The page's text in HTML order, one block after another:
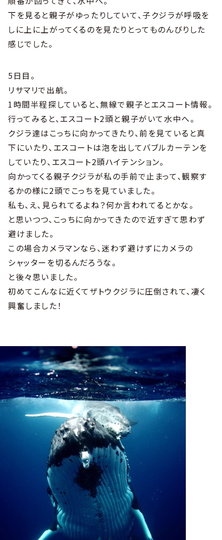
下を見ると親子がゆったりしていて、子クジラが呼吸を
しに上に上がってくるのを見たりとってものんびりした
感じでした。
5日目。
リサマリで出航。
1時間半程探していると、無線で親子とエスコート情報。
行ってみると、エスコート2頭と親子がいて水中へ。
クジラ達はこっちに向かってきたり、前を見ていると真
下にいたり、エスコートは泡を出してバブルカーテンを
していたり、エスコート2頭ハイテンション。
向かってくる親子クジラが私の手前で止まって、観察す
るかの様に2頭でこっちを見ていました。
私も、え、見られてるよね？何か言われてるとかな。
と思いつつ、こっちに向かってきたので近すぎて思わず
避けました。
この場合カメラマンなら、迷わず避けずにカメラの
シャッターを切るんだろうな。
と後々思いました。
初めてこんなに近くてザトウクジラに圧倒されて、凄く
興奮しました！